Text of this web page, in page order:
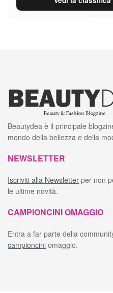
Beautydea è il principale
mondo della bellezza e della
NEWSLETTER
Iscriviti alla Newsletter per non
le ultime novità.
CAMPIONCINI OMAGGIO
Entra a far parte della
campioncini omaggio.